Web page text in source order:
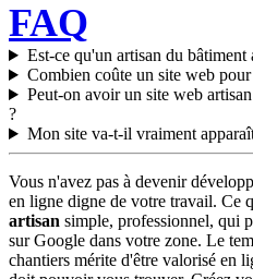
FAQ
Est-ce qu'un artisan du
Combien coûte un site web
Peut-on avoir un site web
?
Mon site va-t-il vraiment
Vous n'avez pas à devenir
en ligne digne de votre travail. Ce
artisan simple, professionnel, qui
sur Google dans votre zone. Le
chantiers mérite d'être valorisé en